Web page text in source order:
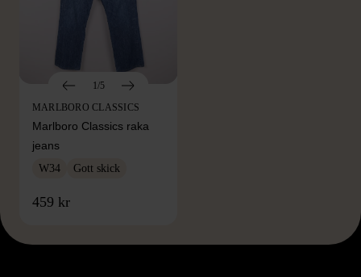
1/5
MARLBORO CLASSICS
Marlboro Classics raka
jeans
W34 Gott skick
459 kr